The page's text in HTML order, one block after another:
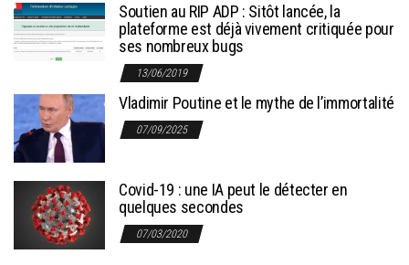
Soutien au RIP ADP : Sitôt lancée, la
plateforme est déjà vivement critiquée pour
ses nombreux bugs
13/06/2019
Vladimir Poutine et le mythe de l’immortalité
07/09/2025
Covid-19 : une IA peut le détecter en
quelques secondes
07/03/2020